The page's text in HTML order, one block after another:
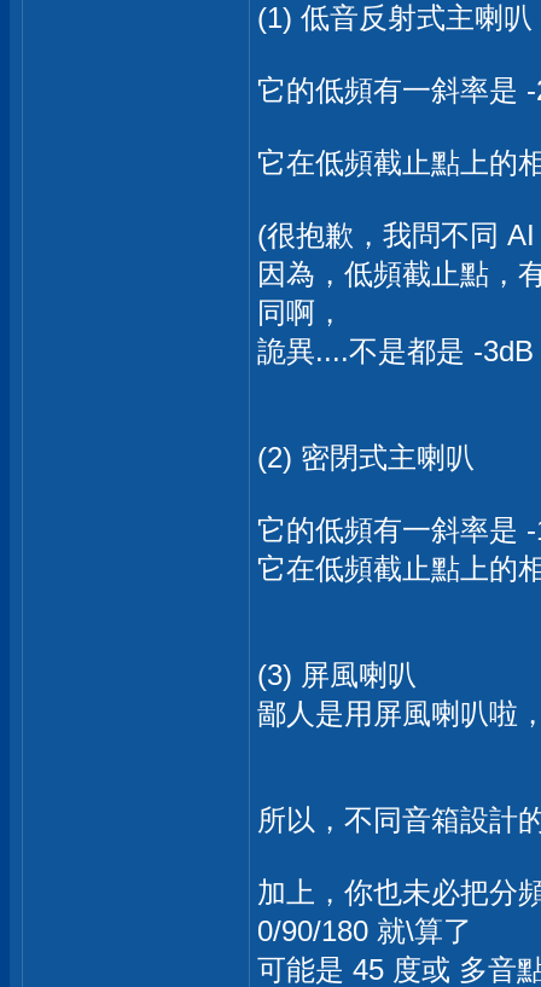
(1) 低音反射式主喇叭
它的低頻有一斜率是
它在低頻截止點上的
(很抱歉，我問不同
因為，低頻截止點，
同啊，
詭異....不是都是 -3dB
(2) 密閉式主喇叭
它的低頻有一斜率是
它在低頻截止點上的
(3) 屏風喇叭
鄙人是用屏風喇叭啦
所以，不同音箱設計
加上，你也未必把分
0/90/180 就\算了
可能是 45 度或 多音